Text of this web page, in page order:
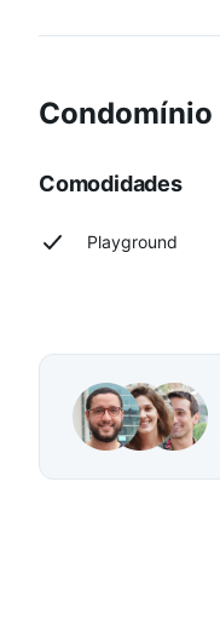
Condomínio
Comodidades
Playground